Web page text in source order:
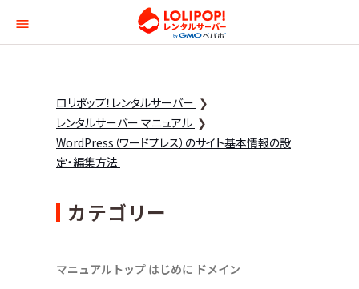
ロリポップ！レンタル
ロリポップ！レンタルサーバー
レンタルサーバー マニュアル
WordPress（ワードプレス）のサイト基本情報の設
定・編集方法
カテゴリー
マニュアルトップ はじめに ドメイン